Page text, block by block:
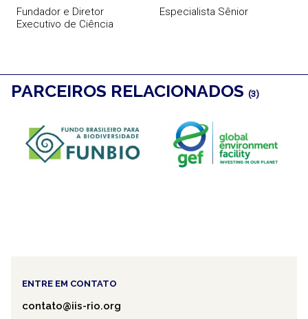
Fundador e Diretor
Executivo de Ciência
Especialista Sênior
PARCEIROS RELACIONADOS (3)
ENTRE EM CONTATO
contato@iis-rio.org